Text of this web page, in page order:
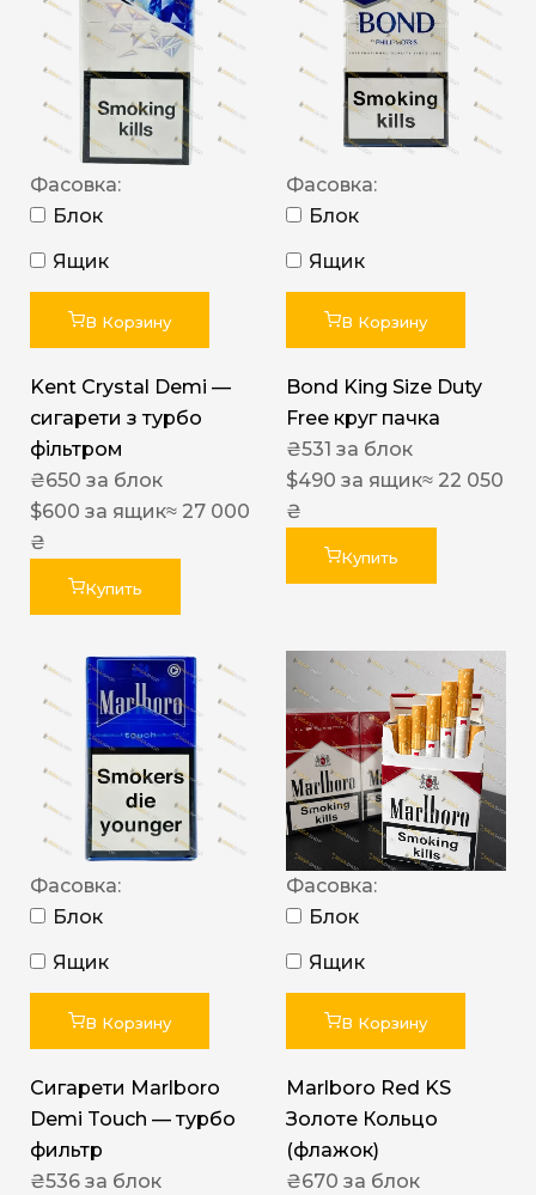
Фасовка:
Блок
Ящик
В Корзину
Kent Crystal Demi —
сигарети з турбо
фільтром
₴650 за блок
$600 за ящик≈ 27 000
₴
Купить
Фасовка:
Блок
Ящик
В Корзину
Bond King Size Duty
Free круг пачка
₴531 за блок
$490 за ящик≈ 22 050
₴
Купить
Фасовка:
Блок
Ящик
В Корзину
Сигарети Marlboro
Demi Touch — турбо
фильтр
₴536 за блок
Фасовка:
Блок
Ящик
В Корзину
Marlboro Red KS
Золоте Кольцо
(флажок)
₴670 за блок